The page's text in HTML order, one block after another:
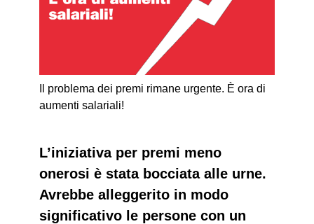
Il problema dei premi rimane urgente. È ora di
aumenti salariali!
L’iniziativa per premi meno
onerosi è stata bocciata alle urne.
Avrebbe alleggerito in modo
significativo le persone con un